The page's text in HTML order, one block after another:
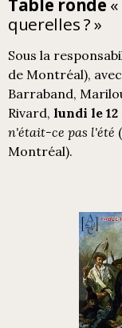
Table ronde
querelles ? »
Sous la
de Montréal),
Barraband,
Rivard, lundi le 12
n'était-ce pas l'été
Montréal).